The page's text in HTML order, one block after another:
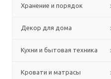
Хранение и порядок
Декор для дома
Кухни и бытовая техника
Кровати и матрасы